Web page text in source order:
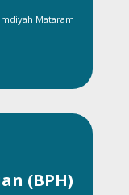
Mataram
(BPH)